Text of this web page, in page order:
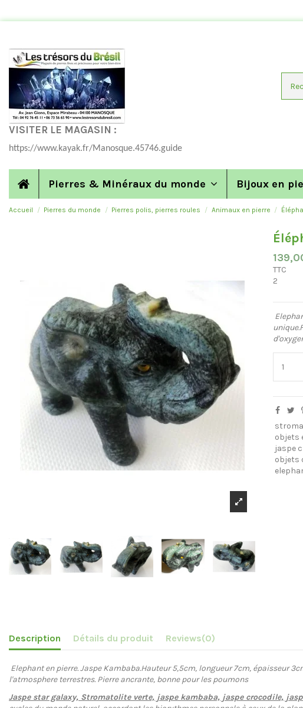
VISITER LE MAGASIN :
https://www.kayak.fr/Manosque.45746.guide
Pierres & Minéraux du monde Bijoux en
Accueil Pierres du monde Pierres polis, pierres roules Animaux en pierre
TTC
2
unique.
objets
jaspe
objets
Description Détails du produit Reviews(0)
Elephant en pierre. Jaspe Kambaba.Hauteur 5,5cm, longueur 7cm, épaisseur
l'atmosphere terrestres. Pierre ancrante, bonne pour les poumons
Jaspe star galaxy, Stromatolite verte, jaspe kambaba, jaspe crocodile,